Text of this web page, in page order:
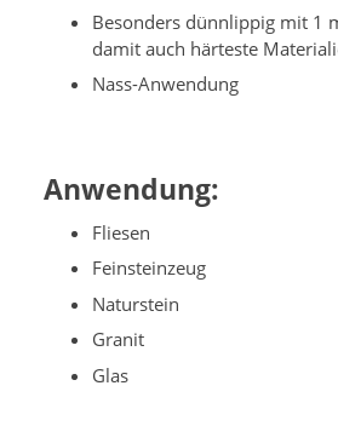
Besonders dünnlippig mit 1
damit auch härteste
Nass-Anwendung
Anwendung:
Fliesen
Feinsteinzeug
Naturstein
Granit
Glas